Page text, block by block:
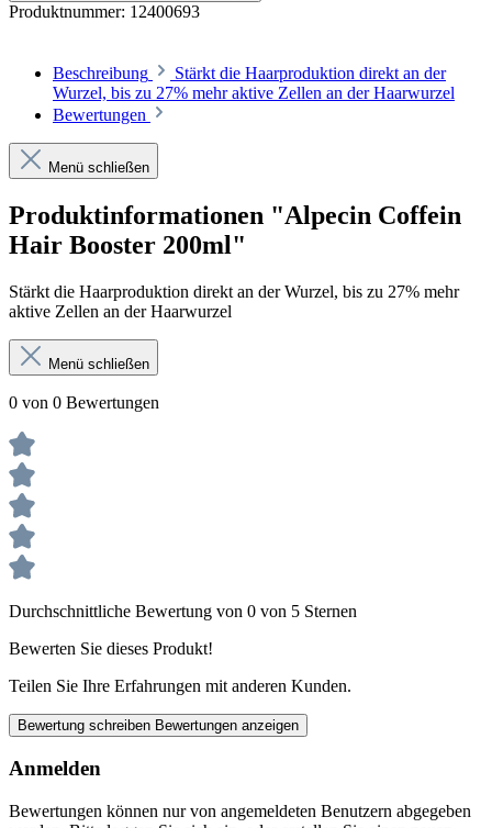
Produktnummer: 12400693
Beschreibung
Stärkt die Haarproduktion direkt an der
Wurzel, bis zu 27% mehr aktive Zellen an der Haarwurzel
Bewertungen
Menü schließen
Produktinformationen "Alpecin Coffein
Hair Booster 200ml"
Stärkt die Haarproduktion direkt an der Wurzel, bis zu 27% mehr
aktive Zellen an der Haarwurzel
Menü schließen
0 von 0 Bewertungen
Durchschnittliche Bewertung von 0 von 5 Sternen
Bewerten Sie dieses Produkt!
Teilen Sie Ihre Erfahrungen mit anderen Kunden.
Bewertung schreiben Bewertungen anzeigen
Anmelden
Bewertungen können nur von angemeldeten Benutzern abgegeben